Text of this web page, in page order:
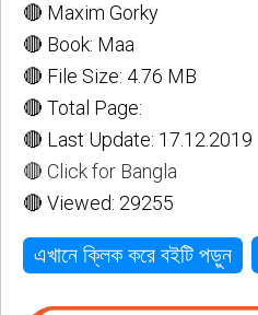
🔴 Maxim Gorky
🔴 Book: Maa
🔴 File Size: 4.76 MB
🔴 Total Page:
🔴 Last Update: 17.12.2019
🔴 Click for Bangla
🔴 Viewed: 29255
এখানে ক্লিক করে বইটি পড়ুন